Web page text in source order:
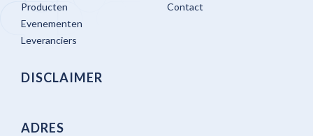
Producten
Evenementen
Leveranciers
Contact
DISCLAIMER
ADRES